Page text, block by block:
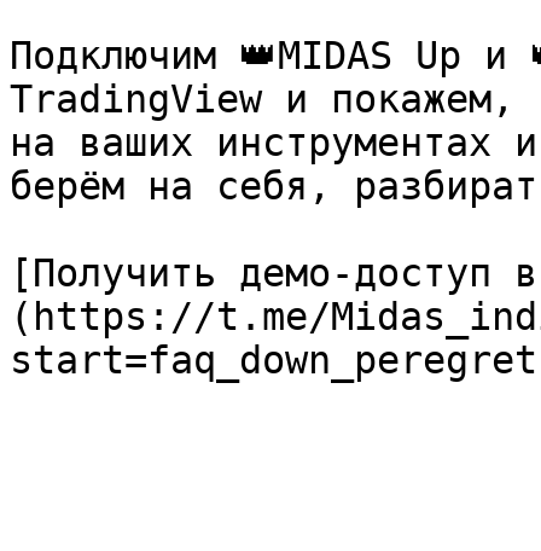
Подключим 👑MIDAS Up и
TradingView и покажем,
на ваших инструментах
берём на себя,
[Получить демо-доступ
(https://t.me/